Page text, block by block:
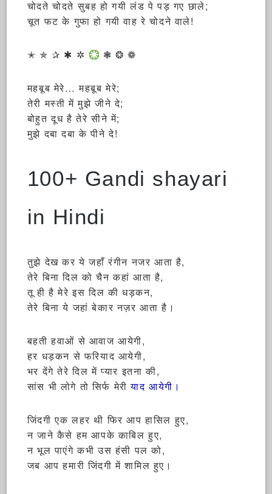
चोदते चोदते सुबह हो गयी लंड पे पड़ गए छाले;
चूत फट के गुफा हो गयी वाह रे चोदने वाले!
✭ ✯ ✰ ✱ ✲ ❃ ❂ ❁
महबूब मेरे… महबूब मेरे;
तेरी मस्ती में मुझे जीने दे;
बोहुत दूध है तेरे सीने में;
मुझे दबा दबा के पीने दे!
100+ Gandi shayari
in Hindi
तुझे देख कर ये जहाँ रंगीन नजर आता है,
तेरे बिना दिल को चैन कहां आता है,
तू ही है मेरे इस दिल की धड़कन,
तेरे बिना ये जहां बेकार नज़र आता है।
बहती हवाओं से आवाज आयेगी,
हर धड़कन से फरियाद आयेगी,
भर देंगे तेरे दिल में प्यार इतना की,
सांस भी लोगे तो सिर्फ मेरीयाद आयेगी।
जिंदगी एक लहर थी फिर आप हासिल हुए,
न जाने कैसे हम आपके काबिल हुए,
न भूल पाएंगे कभी उस हंसी पल को,
जब आप हमारी जिंदगी में शामिल हुए।